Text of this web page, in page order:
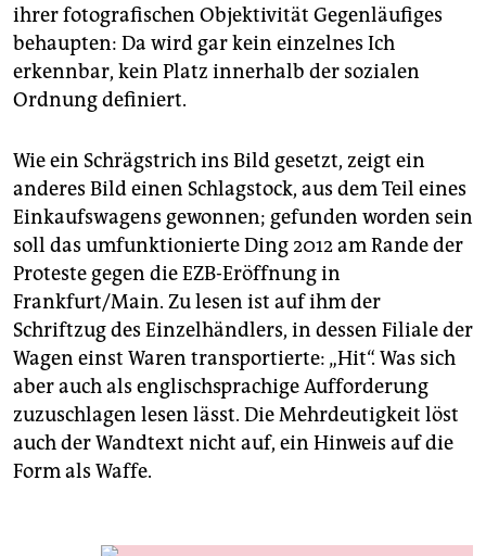
ihrer fotografischen Objektivität Gegenläufiges
behaupten: Da wird gar kein einzelnes Ich
erkennbar, kein Platz innerhalb der sozialen
Ordnung definiert.
Wie ein Schrägstrich ins Bild gesetzt, zeigt ein
anderes Bild einen Schlagstock, aus dem Teil eines
Einkaufswagens gewonnen; gefunden worden sein
soll das umfunktionierte Ding 2012 am Rande der
Proteste gegen die EZB-Eröffnung in
Frankfurt/Main. Zu lesen ist auf ihm der
Schriftzug des Einzelhändlers, in dessen Filiale der
Wagen einst Waren transportierte: „Hit“. Was sich
aber auch als englischsprachige Aufforderung
zuzuschlagen lesen lässt. Die Mehrdeutigkeit löst
auch der Wandtext nicht auf, ein Hinweis auf die
Form als Waffe.